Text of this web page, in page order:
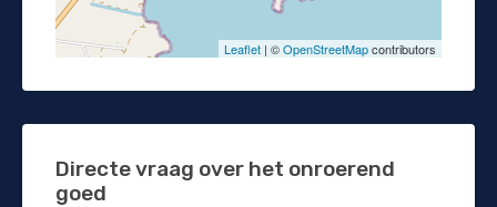
Leaflet | ©OpenStreetMapcontributors
Directe vraag over het onroerend
goed